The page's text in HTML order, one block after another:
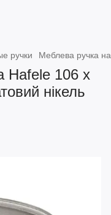
ручки Меблева ручка
Hafele 106 х
нікель